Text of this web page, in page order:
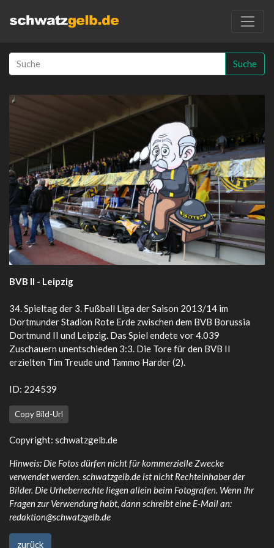
Suche
BVB II - Leipzig
34. Spieltag der 3. Fußball Liga der Saison 2013/14 im
Dortmunder Stadion Rote Erde zwischen dem BVB Borussia
Dortmund II und Leipzig. Das Spiel endete vor 4.039
Zuschauern unentschieden 3:3. Die Tore für den BVB II
erzielten Tim Treude und Tammo Harder (2).
ID: 224539
Copy Bild-Url
Copyright: schwatzgelb.de
Hinweis: Die Fotos dürfen nicht für kommerzielle Zwecke
verwendet werden. schwatzgelb.de ist nicht Rechteinhaber der
Bilder. Die Urheberrechte liegen allein beim Fotografen. Wenn Ihr
Fragen zur Verwendung habt, dann schreibt eine E-Mail an:
redaktion@schwatzgelb.de
zurück